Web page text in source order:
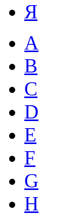
Я
A
B
C
D
E
F
G
H